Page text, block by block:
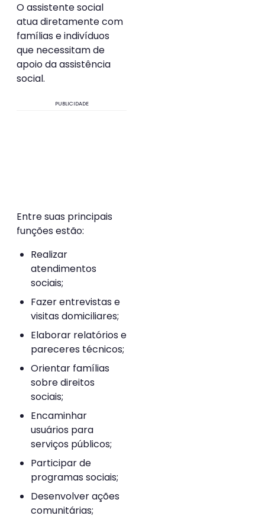
O assistente social
atua diretamente com
famílias e indivíduos
que necessitam de
apoio da assistência
social.
PUBLICIDADE
Entre suas principais
funções estão:
Realizar
atendimentos
sociais;
Fazer entrevistas e
visitas domiciliares;
Elaborar relatórios e
pareceres técnicos;
Orientar famílias
sobre direitos
sociais;
Encaminhar
usuários para
serviços públicos;
Participar de
programas sociais;
Desenvolver ações
comunitárias;